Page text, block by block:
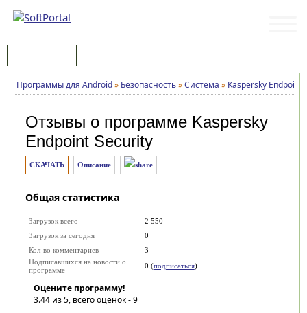
Программы для Android» Безопасность»Система » Kaspersky Endpoint
Отзывы о программе Kaspersky
Endpoint Security
СКАЧАТЬ Описание
Общая статистика
Загрузок всего
2 550
Загрузок за сегодня
0
Кол-во комментариев
3
Подписавшихся на новости о
программе
0 (подписаться)
Оцените программу!
3.44из 5, всего оценок -9